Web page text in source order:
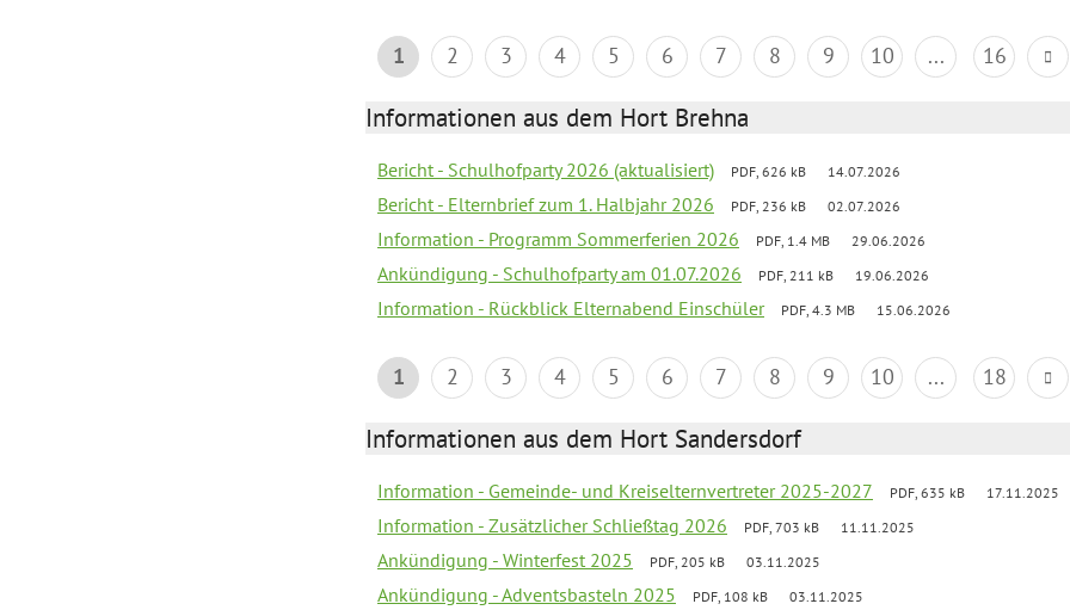
1 2 3 4 5 6 7 8 9 10 ... 16
Informationen aus dem Hort Brehna
Bericht - Schulhofparty 2026 (aktualisiert) PDF, 626 kB 14.07.2026
Bericht - Elternbrief zum 1. Halbjahr 2026 PDF, 236 kB 02.07.2026
Information - Programm Sommerferien 2026 PDF, 1.4 MB 29.06.2026
Ankündigung - Schulhofparty am 01.07.2026 PDF, 211 kB 19.06.2026
Information - Rückblick Elternabend Einschüler PDF, 4.3 MB 15.06.2026
1 2 3 4 5 6 7 8 9 10 ... 18
Informationen aus dem Hort Sandersdorf
Information - Gemeinde- und Kreiselternvertreter 2025-2027 PDF, 635 kB 17.11.2025
Information - Zusätzlicher Schließtag 2026 PDF, 703 kB 11.11.2025
Ankündigung - Winterfest 2025 PDF, 205 kB 03.11.2025
Ankündigung - Adventsbasteln 2025 PDF, 108 kB 03.11.2025